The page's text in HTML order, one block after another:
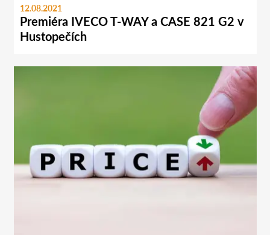
12.08.2021
Premiéra IVECO T-WAY a CASE 821 G2 v
Hustopečích